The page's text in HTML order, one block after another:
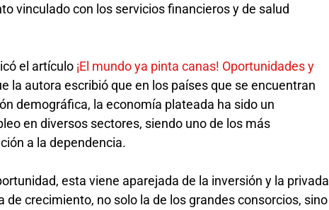
vinculado con los servicios financieros y de salud
el artículo ¡El mundo ya pinta canas! Oportunidades y
la autora escribió que en los países que se encuentran
demográfica, la economía plateada ha sido un
en diversos sectores, siendo uno de los más
a la dependencia.
esta viene aparejada de la inversión y la privada
crecimiento, no solo la de los grandes consorcios, sino